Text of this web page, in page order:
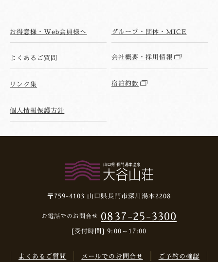
お得意様・Web会員様へ グループ・団体・MICE
よくあるご質問 会社概要・採用情報
リンク集 宿泊約款
個人情報保護方針
〒759-4103 山口県長門市深川湯本2208
お電話でのお問合せ 0837-25-3300
[受付時間] 9:00～17:00
よくあるご質問 メールでのお問合せ ご予約の確認